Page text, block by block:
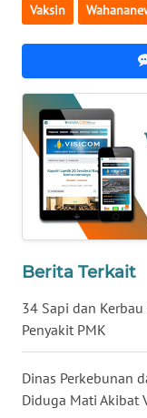
Vaksin
Berita Terkait
34 Sapi dan
Penyakit PMK
Dinas Perkebunan
Diduga Mati Akibat
WN
SULTENG
WN
SULBAR
WN
BABEL
WN
SUMBAR
SUMSEL
BENGKULU